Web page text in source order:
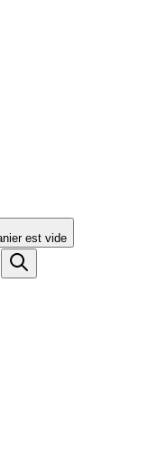
le panier, Le panier est vide